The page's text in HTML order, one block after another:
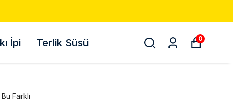
İpi Terlik Süsü 0
Bu Farklı